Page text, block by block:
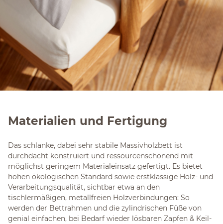
Materialien und Fertigung
Das schlanke, dabei sehr stabile Massivholzbett ist
durchdacht konstruiert und ressourcenschonend mit
möglichst geringem Materialeinsatz gefertigt. Es bietet
hohen ökologischen Standard sowie erstklassige Holz- und
Verarbeitungsqualität, sichtbar etwa an den
tischlermäßigen, metallfreien Holzverbindungen: So
werden der Bettrahmen und die zylindrischen Füße von
genial einfachen, bei Bedarf wieder lösbaren Zapfen & Keil-